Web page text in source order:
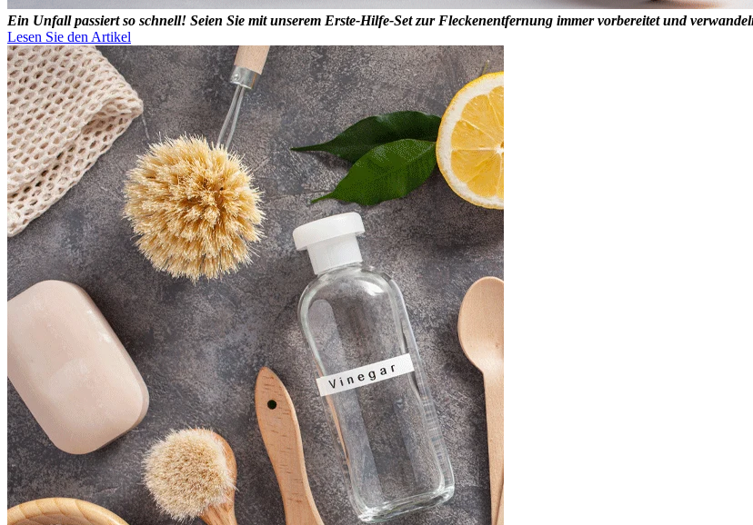
Ein Unfall passiert so schnell! Seien Sie mit unserem Erste-Hilfe-Set zur Fleckenentfernung immer vorbereitet und
Lesen Sie den Artikel